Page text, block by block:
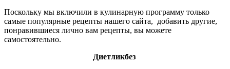
Поскольку мы включили в кулинарную программу только
самые популярные рецепты нашего сайта, добавить другие,
понравившиеся лично вам рецепты, вы можете
самостоятельно.
Диетликбез